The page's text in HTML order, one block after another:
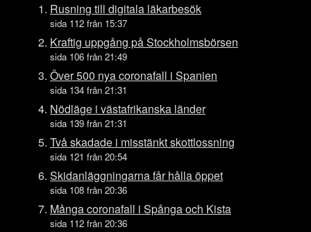
Mån 27 juli
Sön 26 juli
Lör 25 juli
Fre 24 juli
Tors 23 juli
Ons 22 juli
Tis 21 juli
Mån 20 juli
Sön 19 juli
Lör 18 juli
Fre 17 juli
Tors 16 juli
Rusning till digitala läkarbesök
sida 112 från 15:37
Kraftig uppgång på Stockholmsbörsen
sida 106 från 21:49
Över 500 nya coronafall i Spanien
sida 134 från 21:31
Nödläge i västafrikanska länder
sida 139 från 21:31
Två skadade i misstänkt skottlossning
sida 121 från 20:54
Skidanläggningarna får hålla öppet
sida 108 från 20:36
Många coronafall i Spånga och Kista
sida 112 från 20:36